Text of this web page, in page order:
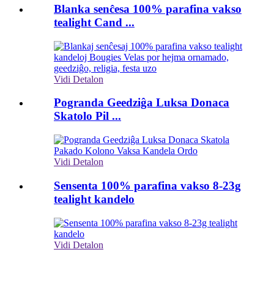
Blanka senĉesa 100% parafina vakso
tealight Cand ...
Vidi Detalon
Pogranda Geedziĝa Luksa Donaca
Skatolo Pil ...
Vidi Detalon
Sensenta 100% parafina vakso 8-23g
tealight kandelo
Vidi Detalon